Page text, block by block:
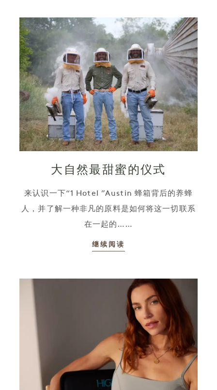
大自然最甜蜜的仪式
来认识一下“1 Hotel ”Austin 蜂箱背后的养蜂
人，并了解一种非凡的原料是如何将这一切联系
在一起的……
继续阅读